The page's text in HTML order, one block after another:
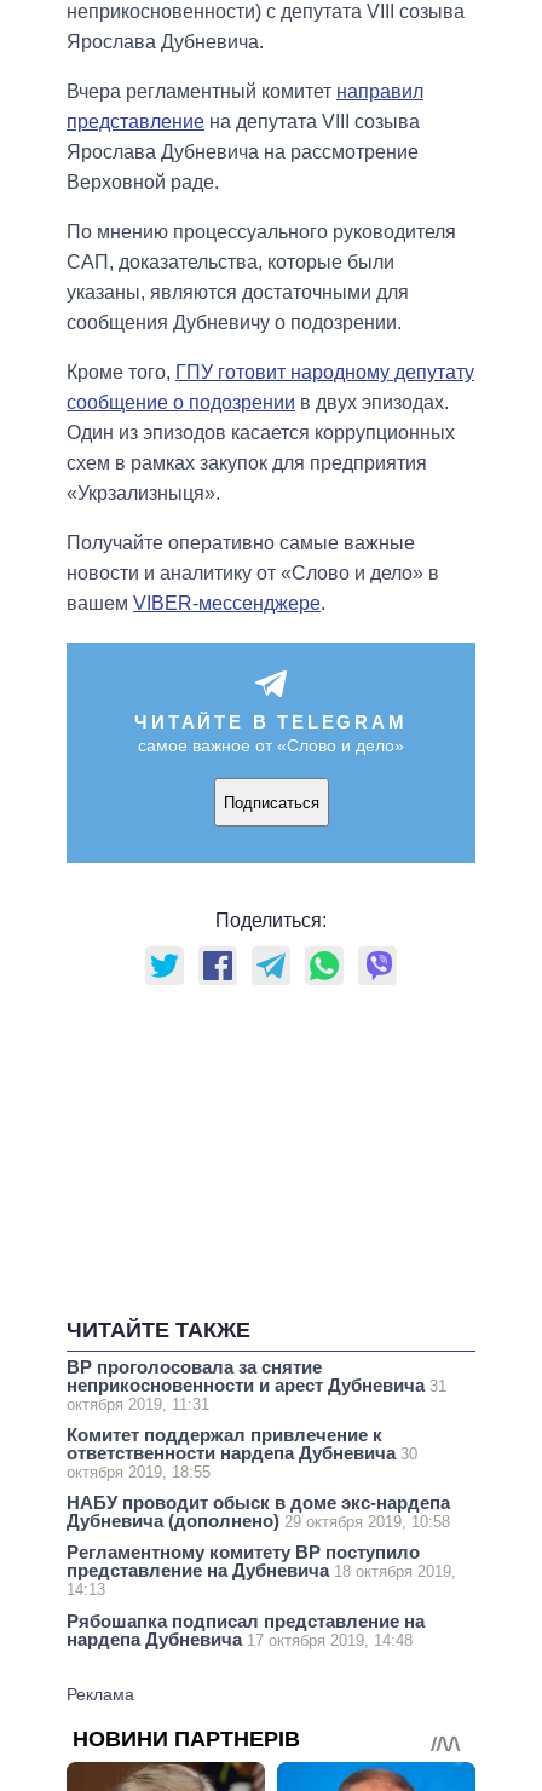
неприкосновенности) с депутата VIII созыва
Ярослава Дубневича.
Вчера регламентный комитет направил
представление на депутата VIII созыва
Ярослава Дубневича на рассмотрение
Верховной раде.
По мнению процессуального руководителя
САП, доказательства, которые были
указаны, являются достаточными для
сообщения Дубневичу о подозрении.
Кроме того, ГПУ готовит народному депутату
сообщение о подозрении в двух эпизодах.
Один из эпизодов касается коррупционных
схем в рамках закупок для предприятия
«Укрзализныця».
Получайте оперативно самые важные
новости и аналитику от «Слово и дело» в
вашем VIBER-мессенджере.
ЧИТАЙТЕ В TELEGRAM
самое важное от «Слово и дело»
Подписаться
Поделиться:
ЧИТАЙТЕ ТАКЖЕ
ВР проголосовала за снятие
неприкосновенности и арест Дубневича 31
октября 2019, 11:31
Комитет поддержал привлечение к
ответственности нардепа Дубневича 30
октября 2019, 18:55
НАБУ проводит обыск в доме экс-нардепа
Дубневича (дополнено) 29 октября 2019, 10:58
Регламентному комитету ВР поступило
представление на Дубневича 18 октября 2019,
14:13
Рябошапка подписал представление на
нардепа Дубневича 17 октября 2019, 14:48